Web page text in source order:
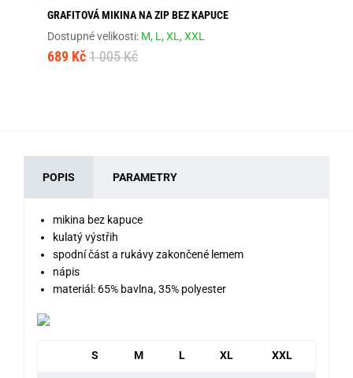
GRAFITOVÁ MIKINA NA ZIP BEZ KAPUCE
Dostupné velikosti: M, L,XL,XXL
689 Kč 1 005 Kč
POPIS PARAMETRY
mikina bez kapuce
kulatý výstřih
spodní část a rukávy zakončené lemem
nápis
materiál: 65% bavlna, 35% polyester
S M L XL XXL